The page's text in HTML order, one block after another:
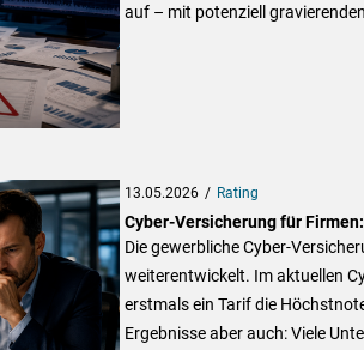
auf – mit potenziell
13.05.2026 Rating
Cyber-Versicherung für
Die gewerbliche Cyber-
weiterentwickelt. Im aktuellen
erstmals ein Tarif die
Ergebnisse aber auch: Viele